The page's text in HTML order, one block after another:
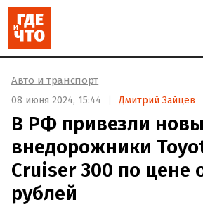
Авто и транспорт
08 июня 2024, 15:44 Дмитрий Зайцев
В РФ привезли
внедорожники
Cruiser 300 по цене
рублей